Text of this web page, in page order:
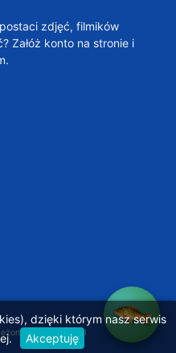
zdjęć, filmików
Załóż konto na stronie i
2021 by 134.pl
dzięki którym nasz serwis
Akceptuję